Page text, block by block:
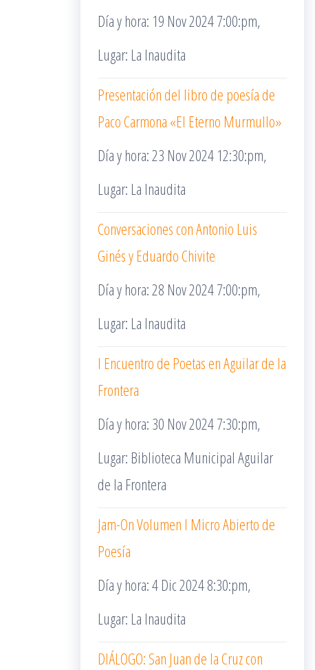
Día y hora: 19 Nov 2024 7:00:pm,
Lugar: La Inaudita
Presentación del libro de poesía de
Paco Carmona «El Eterno Murmullo»
Día y hora: 23 Nov 2024 12:30:pm,
Lugar: La Inaudita
Conversaciones con Antonio Luis
Ginés y Eduardo Chivite
Día y hora: 28 Nov 2024 7:00:pm,
Lugar: La Inaudita
I Encuentro de Poetas en Aguilar de la
Frontera
Día y hora: 30 Nov 2024 7:30:pm,
Lugar: Biblioteca Municipal Aguilar
de la Frontera
Jam-On Volumen I Micro Abierto de
Poesía
Día y hora: 4 Dic 2024 8:30:pm,
Lugar: La Inaudita
DIÁLOGO: San Juan de la Cruz con